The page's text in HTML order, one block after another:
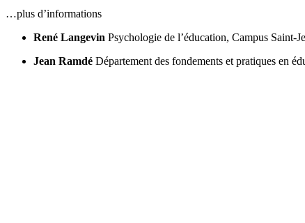
…plus d’informations
René Langevin Psychologie de l’éducation, Campus Saint-
Jean Ramdé Département des fondements et pratiques en